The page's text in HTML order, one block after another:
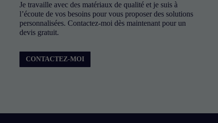
Je travaille avec des matériaux de qualité et je suis à
l’écoute de vos besoins pour vous proposer des solutions
personnalisées. Contactez-moi dès maintenant pour un
devis gratuit.
CONTACTEZ-MOI
Experience
certaines